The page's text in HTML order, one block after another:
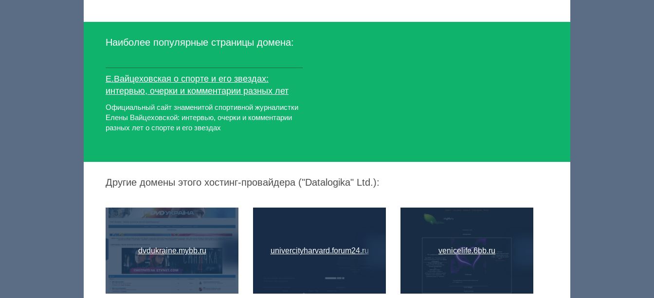
Наиболее популярные страницы домена:
Е.Вайцеховская о спорте и его звездах:
интервью, очерки и комментарии разных лет
Официальный сайт знаменитой спортивной журналистки
Елены Вайцеховской: интервью, очерки и комментарии
разных лет о спорте и его звездах
Другие домены этого хостинг-провайдера ("Datalogika" Ltd.):
dvdukraine.mybb.ru univercityharvard.forum24.ru venicelife.6bb.ru